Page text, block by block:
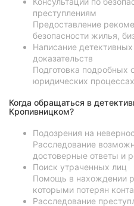
преступлениям
Предоставление
безопасности жилья,
Написание
доказательств
Подготовка подробных
юридических
Когда обращаться в
Кропивницком?
Подозрения на
Расследование
достоверные ответы и
Поиск утраченных лиц
Помощь в нахождении
которыми потерян
Расследование